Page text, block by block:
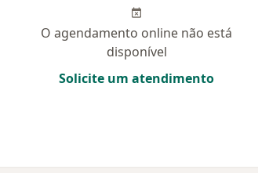
O agendamento online não está
disponível
Solicite um atendimento